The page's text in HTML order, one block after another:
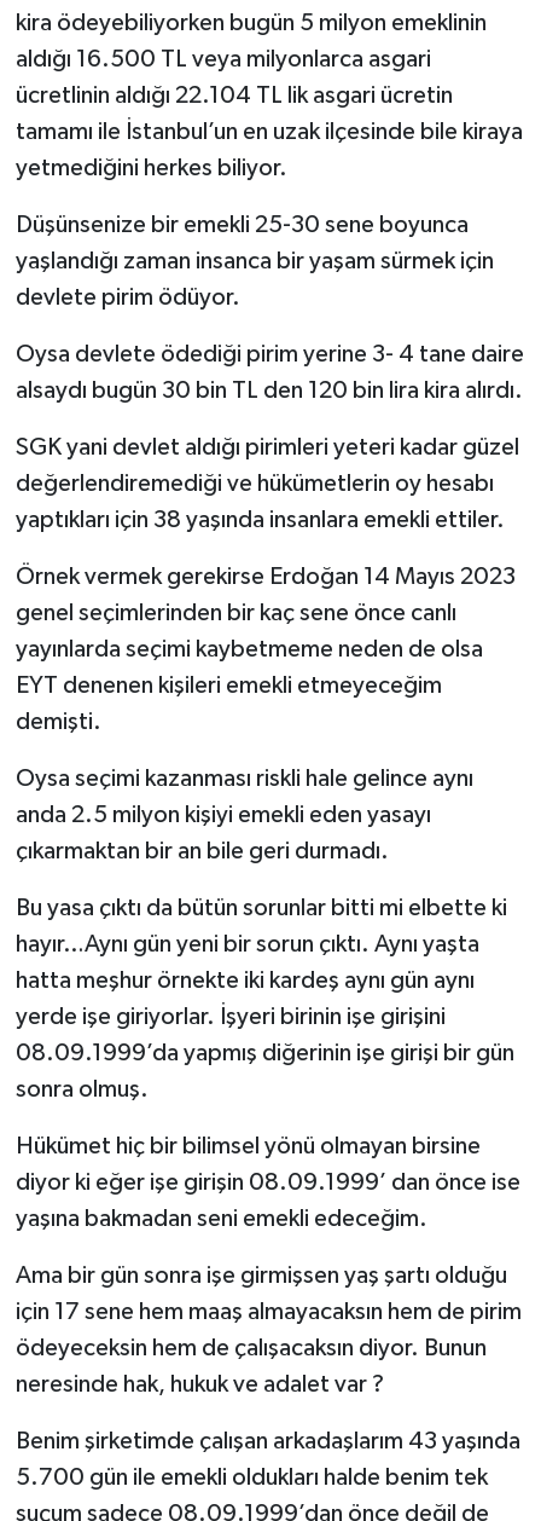
kira ödeyebiliyorken bugün 5 milyon emeklinin
aldığı 16.500 TL veya milyonlarca asgari
ücretlinin aldığı 22.104 TL lik asgari ücretin
tamamı ile İstanbul’un en uzak ilçesinde bile kiraya
yetmediğini herkes biliyor.
Düşünsenize bir emekli 25-30 sene boyunca
yaşlandığı zaman insanca bir yaşam sürmek için
devlete pirim ödüyor.
Oysa devlete ödediği pirim yerine 3- 4 tane daire
alsaydı bugün 30 bin TL den 120 bin lira kira alırdı.
SGK yani devlet aldığı pirimleri yeteri kadar güzel
değerlendiremediği ve hükümetlerin oy hesabı
yaptıkları için 38 yaşında insanlara emekli ettiler.
Örnek vermek gerekirse Erdoğan 14 Mayıs 2023
genel seçimlerinden bir kaç sene önce canlı
yayınlarda seçimi kaybetmeme neden de olsa
EYT denenen kişileri emekli etmeyeceğim
demişti.
Oysa seçimi kazanması riskli hale gelince aynı
anda 2.5 milyon kişiyi emekli eden yasayı
çıkarmaktan bir an bile geri durmadı.
Bu yasa çıktı da bütün sorunlar bitti mi elbette ki
hayır…Aynı gün yeni bir sorun çıktı. Aynı yaşta
hatta meşhur örnekte iki kardeş aynı gün aynı
yerde işe giriyorlar. İşyeri birinin işe girişini
08.09.1999’da yapmış diğerinin işe girişi bir gün
sonra olmuş.
Hükümet hiç bir bilimsel yönü olmayan birsine
diyor ki eğer işe girişin 08.09.1999’ dan önce ise
yaşına bakmadan seni emekli edeceğim.
Ama bir gün sonra işe girmişsen yaş şartı olduğu
için 17 sene hem maaş almayacaksın hem de pirim
ödeyeceksin hem de çalışacaksın diyor. Bunun
neresinde hak, hukuk ve adalet var ?
Benim şirketimde çalışan arkadaşlarım 43 yaşında
5.700 gün ile emekli oldukları halde benim tek
suçum sadece 08.09.1999’dan önce değil de